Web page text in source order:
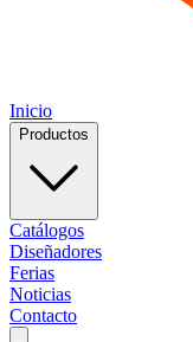
Inicio
Productos
Catálogos
Diseñadores
Ferias
Noticias
Contacto